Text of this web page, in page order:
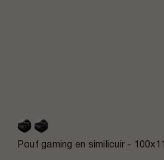
Pouf gaming en similicuir -